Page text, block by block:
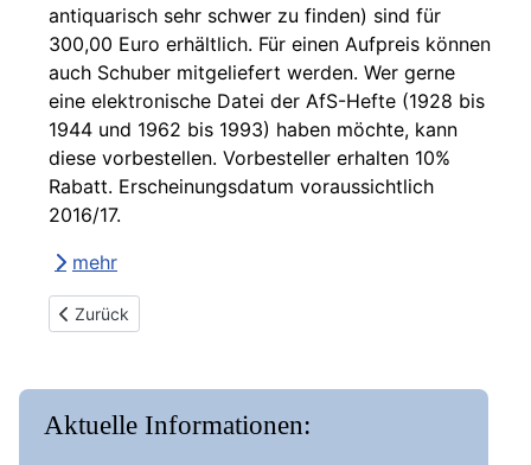
antiquarisch sehr schwer zu finden) sind für
300,00 Euro erhältlich. Für einen Aufpreis können
auch Schuber mitgeliefert werden. Wer gerne
eine elektronische Datei der AfS-Hefte (1928 bis
1944 und 1962 bis 1993) haben möchte, kann
diese vorbestellen. Vorbesteller erhalten 10%
Rabatt. Erscheinungsdatum voraussichtlich
2016/17.
mehr
Vorheriger Beitrag: 13.02.2015: Neue Listen online
Zurück
Aktuelle Informationen: